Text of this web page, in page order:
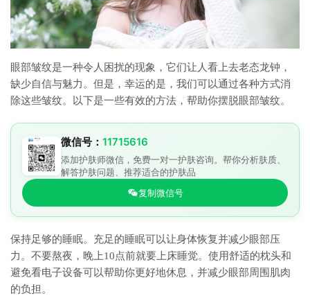
眼部皱纹是一种令人困扰的现象，它们让人看上去老态龙钟，
缺少自信与魅力。但是，幸运的是，我们可以通过各种方式消
除这些皱纹。以下是一些有效的方法，帮助你摆脱眼部皱纹。
微信号： 11715616
添加护肤师微信，免费一对一护肤咨询。帮你分析肤质、
解答护肤问题、推荐适合的护肤品
复制微信号
保持足够的睡眠。充足的睡眠可以让身体恢复并减少眼部压
力。不要熬夜，晚上10点前就要上床睡觉。使用舒适的枕头和
避免看电子设备可以帮助你更好地休息，并减少眼部周围肌肉
的负担。